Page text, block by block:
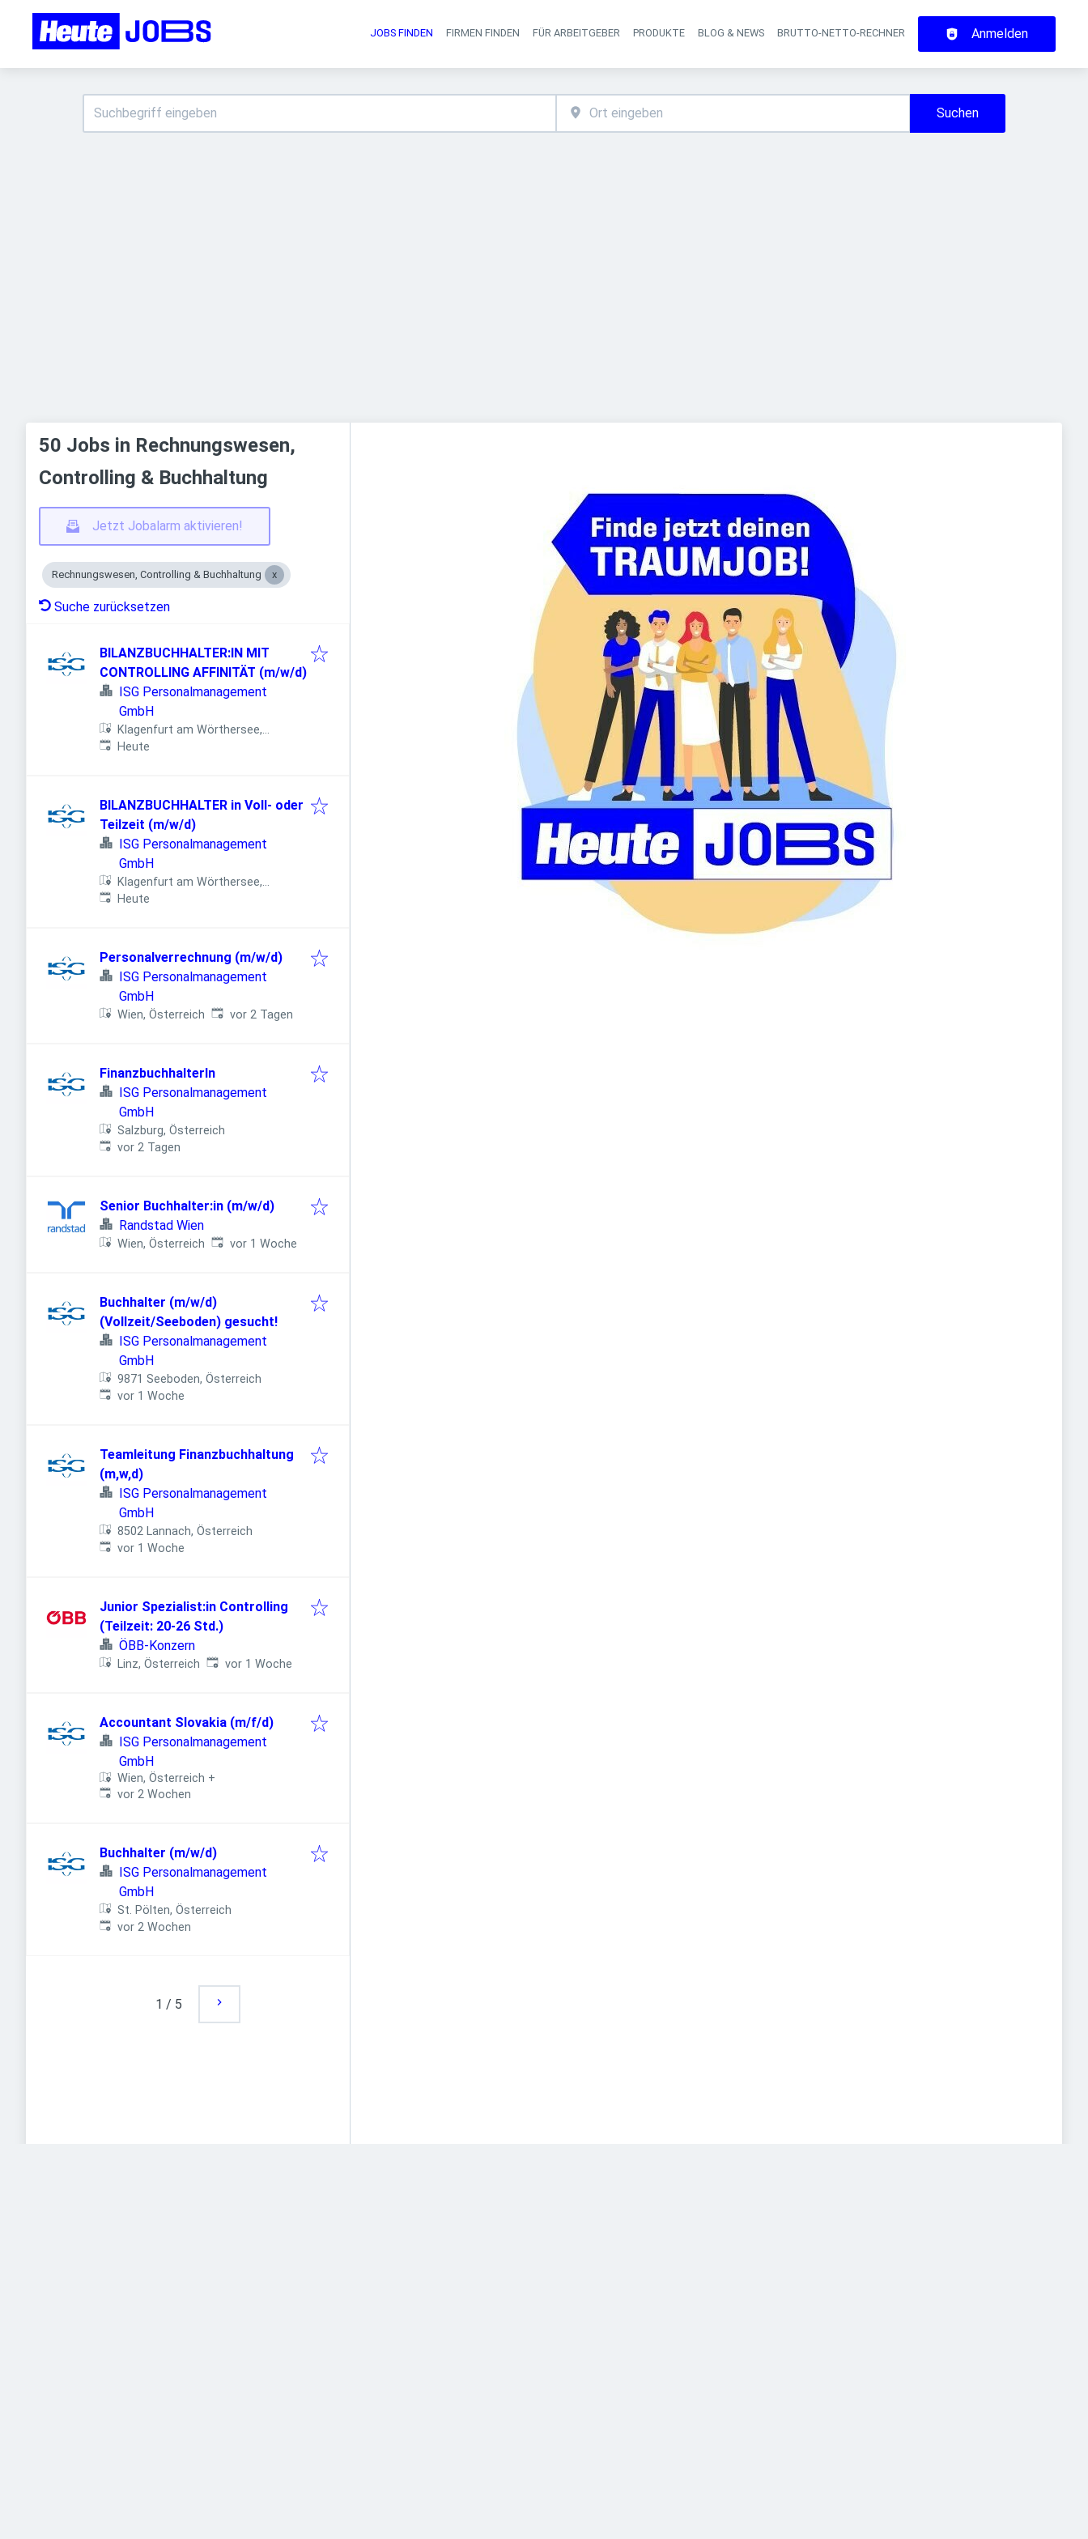
Haupt-Navigation
JOBS FINDEN FIRMEN FINDEN FÜR ARBEITGEBER PRODUKTE BLOG & NEWS BRUTTO-NETTO-RECHNER Anmelden
Suchen
50 Jobs in Rechnungswesen,
Controlling & Buchhaltung
Jetzt Jobalarm aktivieren!
Rechnungswesen, Controlling & Buchhaltung
Suche zurücksetzen
BILANZBUCHHALTER:IN MIT
CONTROLLING AFFINITÄT (m/w/d)
ISG Personalmanagement
GmbH
Klagenfurt am Wörthersee,
Österreich
Veröffentlicht
Heute
BILANZBUCHHALTER in Voll- oder
Teilzeit (m/w/d)
ISG Personalmanagement
GmbH
Klagenfurt am Wörthersee,
Österreich
Veröffentlicht
Heute
Personalverrechnung (m/w/d)
ISG Personalmanagement
GmbH
Wien, Österreich Veröffentlicht:
vor 2 Tagen
FinanzbuchhalterIn
ISG Personalmanagement
GmbH
Salzburg, Österreich
Veröffentlicht:
vor 2 Tagen
Senior Buchhalter:in (m/w/d)
Randstad Wien
Wien, Österreich Veröffentlicht:
vor 1 Woche
Buchhalter (m/w/d)
(Vollzeit/Seeboden) gesucht!
ISG Personalmanagement
GmbH
9871 Seeboden, Österreich
Veröffentlicht:
vor 1 Woche
Teamleitung Finanzbuchhaltung
(m,w,d)
ISG Personalmanagement
GmbH
8502 Lannach, Österreich
Veröffentlicht:
vor 1 Woche
Junior Spezialist:in Controlling
(Teilzeit: 20-26 Std.)
ÖBB-Konzern
Linz, Österreich Veröffentlicht:
vor 1 Woche
Accountant Slovakia (m/f/d)
ISG Personalmanagement
GmbH
Wien, Österreich +
Veröffentlicht:
vor 2 Wochen
Buchhalter (m/w/d)
ISG Personalmanagement
GmbH
St. Pölten, Österreich
Veröffentlicht:
vor 2 Wochen
1 / 5